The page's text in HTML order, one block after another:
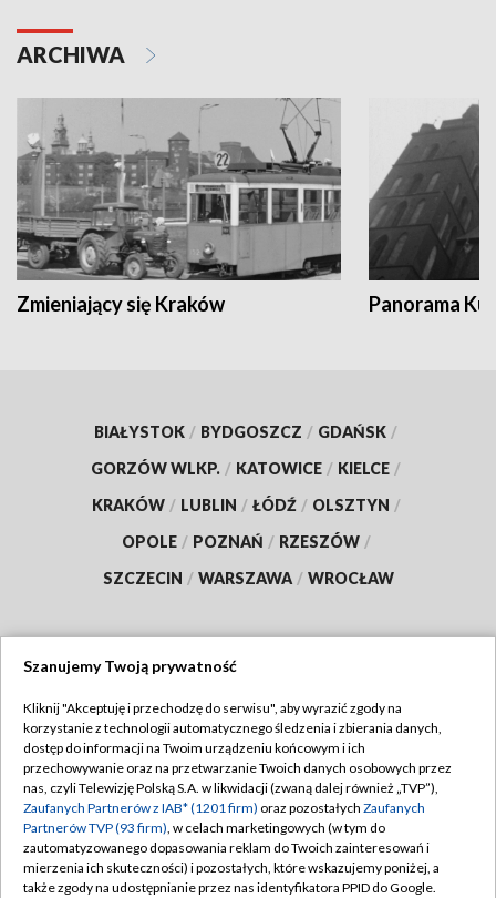
ARCHIWA
Zmieniający się Kraków Panorama
BIAŁYSTOK / BYDGOSZCZ / GDAŃSK /
GORZÓW WLKP. / KATOWICE / KIELCE /
KRAKÓW / LUBLIN / ŁÓDŹ / OLSZTYN /
OPOLE / POZNAŃ / RZESZÓW /
SZCZECIN / WARSZAWA / WROCŁAW
TVP
Abonament TVP
Emisja w TVP
Centrum informacji TVP
Naziemna Telewizja Cyfrowa
Regulamin TVP
Polityka prywatności
Moje zgody
Pomoc
Szanujemy Twoją prywatność
Kliknij "Akceptuję i przechodzę do serwisu", aby wyrazić zgody na
korzystanie z technologii automatycznego śledzenia i zbierania danych,
dostęp do informacji na Twoim urządzeniu końcowym i ich
przechowywanie oraz na przetwarzanie Twoich danych osobowych przez
nas, czyli Telewizję Polską S.A. w likwidacji (zwaną dalej również „TVP”),
Zaufanych Partnerów z IAB* (1201 firm) oraz pozostałych Zaufanych
Partnerów TVP (93 firm), w celach marketingowych (w tym do
zautomatyzowanego dopasowania reklam do Twoich zainteresowań i
mierzenia ich skuteczności) i pozostałych, które wskazujemy poniżej, a
także zgody na udostępnianie przez nas identyfikatora PPID do Google.